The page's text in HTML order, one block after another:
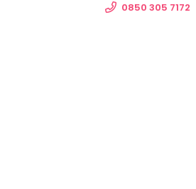
0850 305 7172